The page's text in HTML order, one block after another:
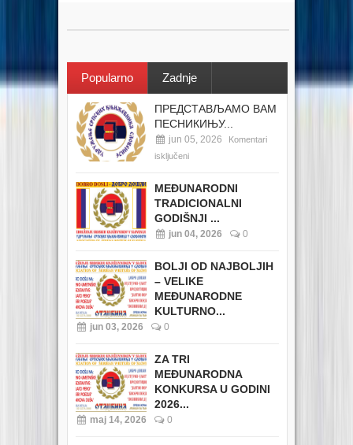
Popularno Zadnje
ПРЕДСТАВЉАМО ВАМ
ПЕСНИКИЊУ...
jun 05, 2026
Komentari
isključeni
MEĐUNARODNI
TRADICIONALNI
GODIŠNJI ...
jun 04, 2026 0
BOLJI OD NAJBOLJIH
– VELIKE
MEĐUNARODNE
KULTURNO...
jun 03, 2026 0
ZA TRI
MEĐUNARODNA
KONKURSA U GODINI
2026...
maj 14, 2026 0